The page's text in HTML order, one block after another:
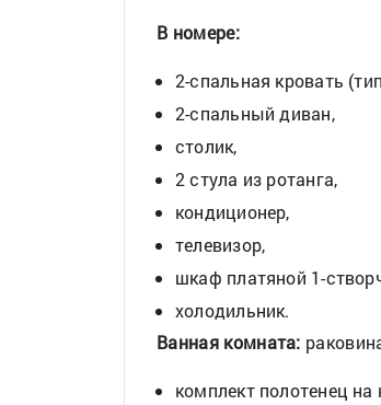
В номере:
2-спальная кровать
2-спальный диван,
столик,
2 стула из ротанга,
кондиционер,
телевизор,
шкаф платяной 1-
холодильник.
Ванная комната:
комплект полотенец на